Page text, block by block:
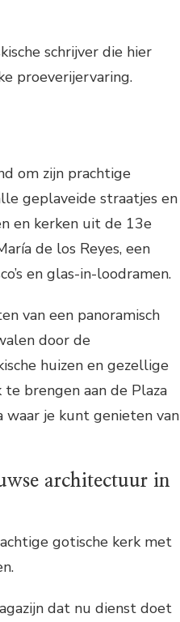
schrijver die hier
proeverijervaring.
om zijn prachtige
geplaveide straatjes en
en kerken uit de 13e
de los Reyes, een
en glas-in-loodramen.
van een panoramisch
door de
huizen en gezellige
brengen aan de Plaza
waar je kunt genieten van
architectuur in
gotische kerk met
dat nu dienst doet